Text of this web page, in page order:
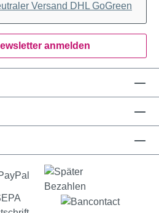
Versand DHL GoGreen
anmelden